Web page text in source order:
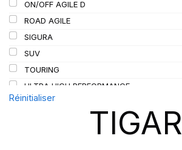
ON/OFF AGILE D
ROAD AGILE
SIGURA
SUV
TOURING
ULTRA HIGH PERFORMANCE
Réinitialiser
TIGAR